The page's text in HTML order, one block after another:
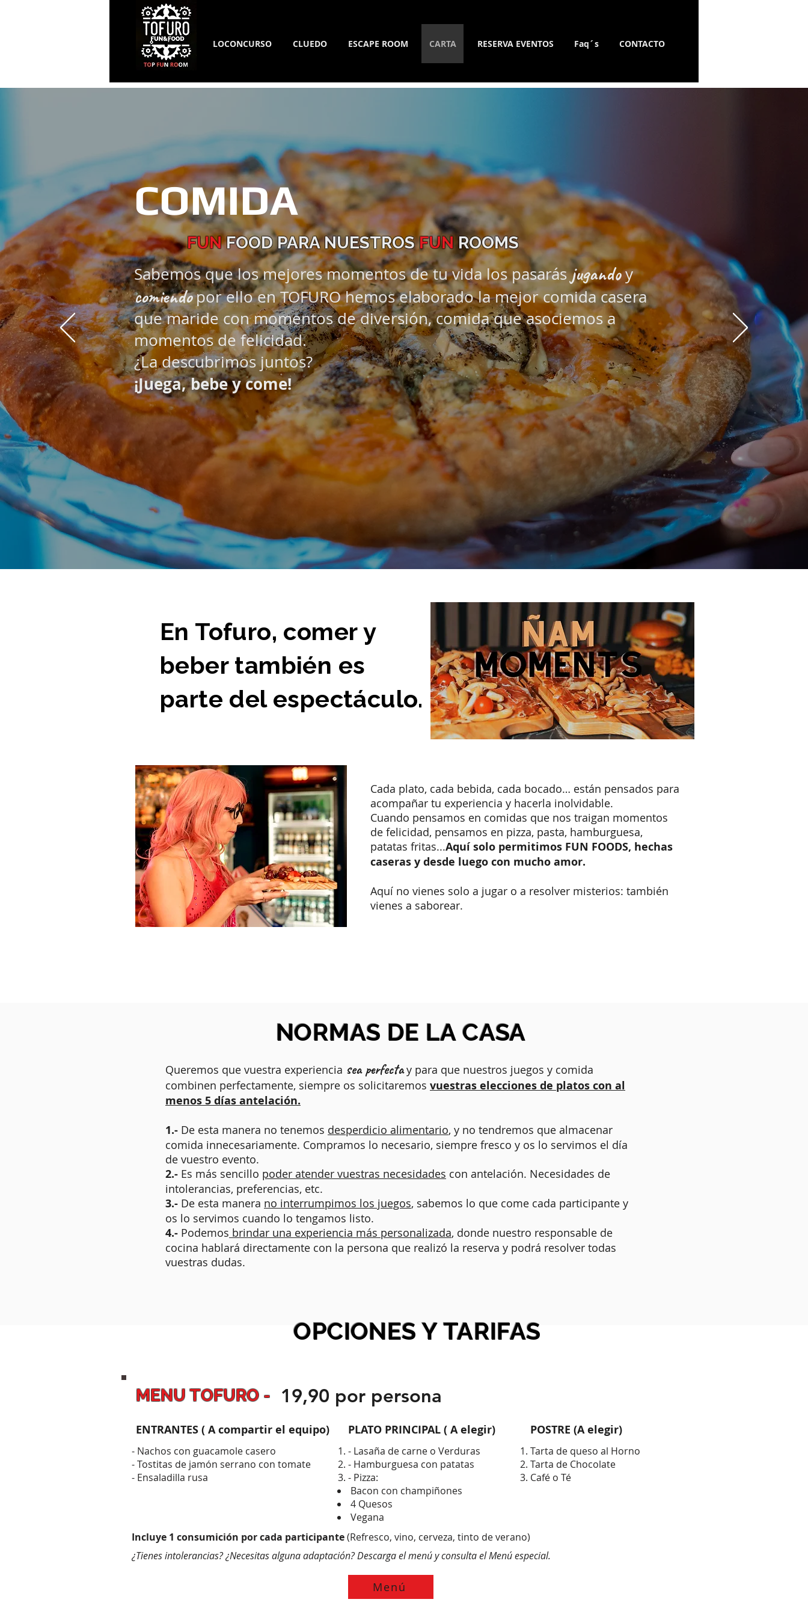
LOCONCURSO CLUEDO ESCAPE ROOM CARTA RESERVA EVENTOS Faq´s CONTACTO
COMIDA
FUNFOOD PARA NUESTROSFUN ROOMS
Sabemos que los mejores momentos de tu vida los pasarásjugando y
comiendopor ello en TOFURO hemos elaborado la mejor comida casera
que maride con momentos de diversión, comida que asociemos a
momentos de felicidad.
¿La descubrimos juntos?
¡Juega, bebe y come!
En Tofuro, comer y
beber también es
parte del espectáculo.
​Cada plato, cada bebida, cada bocado… están pensados para
acompañar tu experiencia y hacerla inolvidable.
Cuando pensamos en comidas que nos traigan momentos
de felicidad, pensamos en pizza, pasta, hamburguesa,
patatas fritas...Aquí solo permitimos FUN FOODS, hechas
caseras y desde luego con mucho amor.
Aquí no vienes solo a jugar o a resolver misterios: también
vienes a saborear.
NORMAS DE LA CASA
Queremos que vuestra experiencia sea perfectay para que nuestros juegos y comida
combinen perfectamente, siempre os solicitaremos vuestras elecciones de platos con al
menos 5 días antelación.
1.- De esta manera no tenemos desperdicio alimentario, y no tendremos que almacenar
comida innecesariamente. Compramos lo necesario, siempre fresco y os lo servimos el día
de vuestro evento.
2.- Es más sencillo poder atender vuestras necesidades con antelación. Necesidades de
intolerancias, preferencias, etc.
3.- De esta manera no interrumpimos los juegos, sabemos lo que come cada participante y
os lo servimos cuando lo tengamos listo.
4.- Podemos brindar una experiencia más personalizada, donde nuestro responsable de
cocina hablará directamente con la persona que realizó la reserva y podrá resolver todas
vuestras dudas.
OPCIONES Y TARIFAS
MENU TOFURO - 19,90 por persona
ENTRANTES ( A compartir el equipo)
- Nachos con guacamole casero
- Tostitas de jamón serrano con tomate
- Ensaladilla rusa
PLATO PRINCIPAL ( A elegir) POSTRE (A elegir)
- Lasaña de carne o Verduras
- Hamburguesa con patatas
- Pizza:
Bacon con champiñones
4 Quesos
Vegana
Tarta de queso al Horno
Tarta de Chocolate
Café o Té
Incluye 1 consumición por cada participante(Refresco, vino, cerveza, tinto de verano)
¿Tienes intolerancias? ¿Necesitas alguna adaptación? Descarga el menú y consulta el Menú especial.
Menú